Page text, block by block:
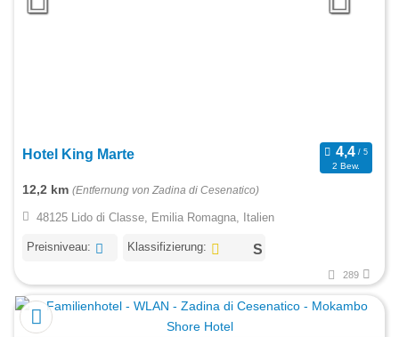
Hotel King Marte
2 Bew.
12,2 km (Entfernung von Zadina di Cesenatico)
48125 Lido di Classe, Emilia Romagna, Italien
Preisniveau: Klassifizierung:
289